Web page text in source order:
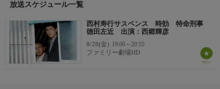
る。しかし、彼こそが15年前、美容師見習いの姉を何者かによっ
【スタッフ】
【原作】：西村寿行『原色の蛾』 【脚本】：岡芳郎 【監
督】：小田切正明
【キャスト】
放送スケジュール一覧
西村寿行サスペンス 時効 特命刑事
徳田左近 出演：西郷輝彦
8/28(金) 19:00～20:55
ファミリー劇場HD